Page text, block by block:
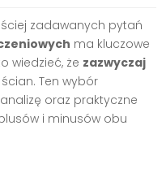
zadawanych pytań
ma kluczowe
wiedzieć, że zazwyczaj
ścian. Ten wybór
oraz praktyczne
i minusów obu